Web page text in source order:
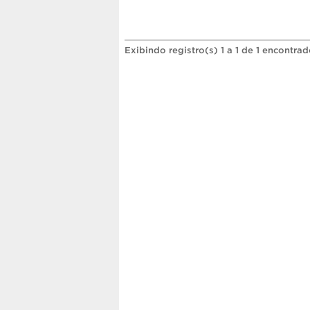
Exibindo registro(s) 1 a 1 de 1